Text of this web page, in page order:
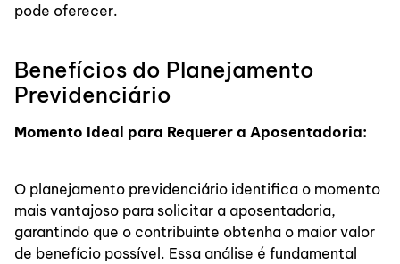
pode oferecer.
Benefícios do Planejamento
Previdenciário
Momento Ideal para Requerer a Aposentadoria:
O planejamento previdenciário identifica o momento
mais vantajoso para solicitar a aposentadoria,
garantindo que o contribuinte obtenha o maior valor
de benefício possível. Essa análise é fundamental